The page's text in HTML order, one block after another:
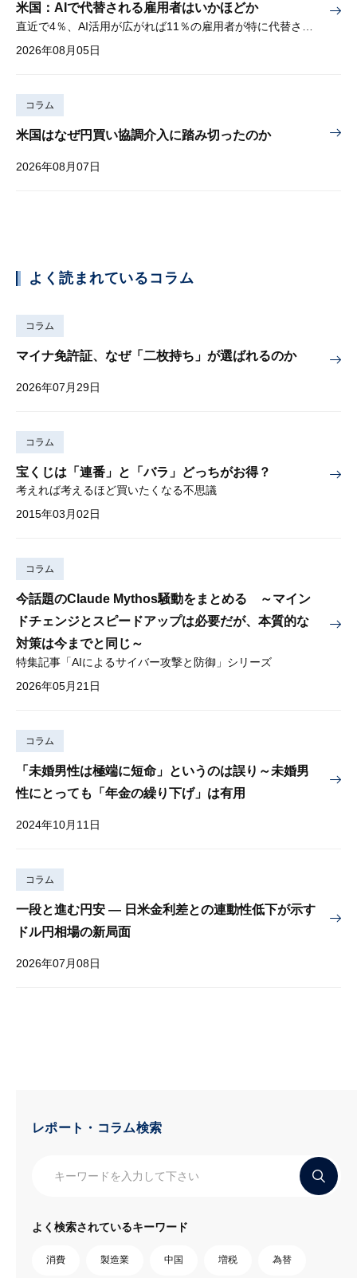
米国：AIで代替される雇用者はいかほどか
2026年08月05日
コラム
米国はなぜ円買い協調介入に踏み切ったのか
2026年08月07日
よく読まれているコラム
コラム
マイナ免許証、なぜ「二枚持ち」が選ばれるのか
2026年07月29日
コラム
宝くじは「連番」と「バラ」どっちがお得？
考えれば考えるほど買いたくなる不思議
2015年03月02日
コラム
今話題のClaude Mythos騒動をまとめる ～マイン
ドチェンジとスピードアップは必要だが、本質的な
対策は今までと同じ～
特集記事「AIによるサイバー攻撃と防御」シリーズ
2026年05月21日
コラム
「未婚男性は極端に短命」というのは誤り～未婚男
性にとっても「年金の繰り下げ」は有用
2024年10月11日
コラム
一段と進む円安 — 日米金利差との連動性低下が示す
ドル円相場の新局面
2026年07月08日
レポート・コラム検索
よく検索されているキーワード
消費 製造業 中国 増税 為替